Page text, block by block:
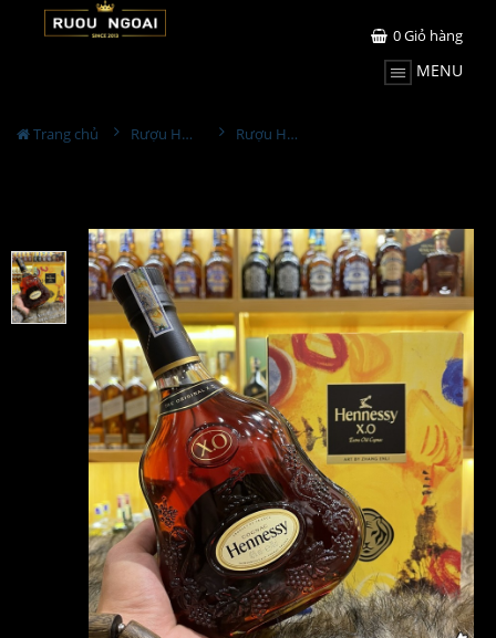
0Giỏ hàng
MENU
Trang chủ Rượu Hennessy Rượu Hennessy XO - Tết 2022